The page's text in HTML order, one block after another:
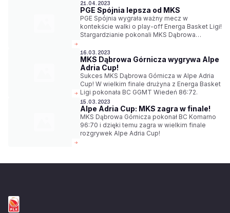
21.04.2023
PGE Spójnia lepsza od MKS
PGE Spójnia wygrała ważny mecz w
kontekście walki o play-off Energa Basket Ligi!
Stargardzianie pokonali MKS Dąbrowa
16.03.2023
MKS Dąbrowa Górnicza wygrywa Alpe
Adria Cup!
Sukces MKS Dąbrowa Górnicza w Alpe Adria
Cup! W wielkim finale drużyna z Energa Basket
Ligi pokonała BC GGMT Wiedeń 86:72.
15.03.2023
Alpe Adria Cup: MKS zagra w finale!
MKS Dąbrowa Górnicza pokonał BC Komarno
96:70 i dzięki temu zagra w wielkim finale
rozgrywek Alpe Adria Cup!